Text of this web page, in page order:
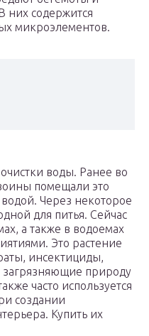
них содержится
микроэлементов.
воды. Ранее во
помещали это
Через некоторое
для питья. Сейчас
а также в водоемах
Это растение
инсектициды,
природу
часто используется
создании
Купить их